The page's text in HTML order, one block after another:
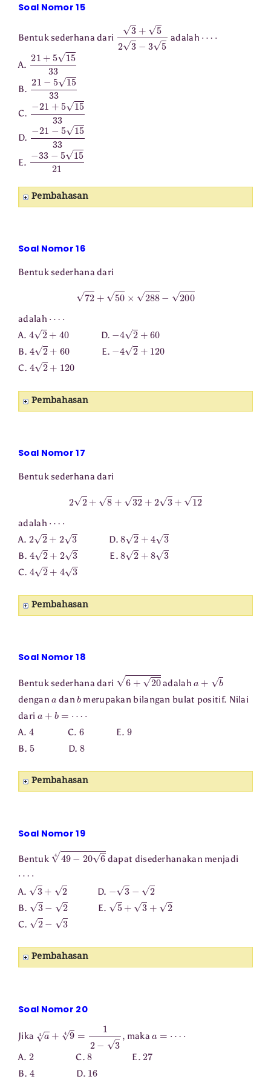
Soal Nomor 15
Bentuk sederhana dari +52 3− 35 adalah
A. 21+51533
B. 21− 51533
C. −21+ 51533
D. −21− 51533
E. −33− 51521
Pembahasan
Soal Nomor 16
Bentuk sederhana dari
+50 288−200
adalah
A. 4 +40 D. 42 +60
B. 4 +60 E. 42 +120
C. 4 +120
Pembahasan
Soal Nomor 17
Bentuk sederhana dari
22+ 32+ 12
adalah
A. 2 +2 3 D.8 +4 3
B. 4 +2 3 E.8 +8 3
C. 4 +4 3
Pembahasan
Soal Nomor 18
Bentuk sederhana dari +20 adalah
dengan danb merupakan bilangan bulat positif. Nilai
dari
=
A. 4C. 6 E. 9
B. 5D. 8
Pembahasan
Soal Nomor 19
Bentuk 49−2064 dapat disederhanakan menjadi
A. +2 D. −2
B. −2 E. +3
C. −3
Pembahasan
Soal Nomor 20
Jika a 4+ 9 4=12 maka
A. 2C.8 E.27
B. 4D. 16